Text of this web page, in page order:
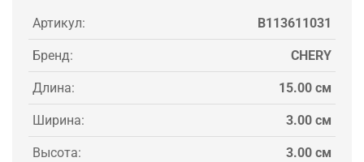
Артикул: B113611031
Бренд: CHERY
Длина: 15.00 см
Ширина: 3.00 см
Высота: 3.00 см